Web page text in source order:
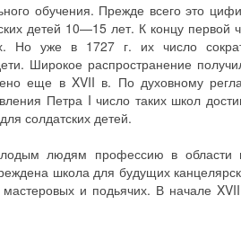
обучения. Прежде всего это
детей 10—15 лет. К концу первой
Но уже в 1727 г. их число
Широкое распространение
еще в XVII в. По духовному
Петра I число таких школ
солдатских детей.
людям профессию в области
школа для будущих
и подьячих. В начале